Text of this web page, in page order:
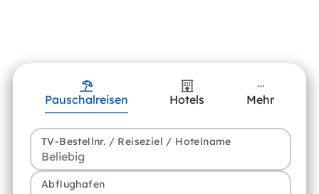
Pauschalreisen Hotels Mehr
TV-Bestellnr. / Reiseziel / Hotelname
Abflughafen